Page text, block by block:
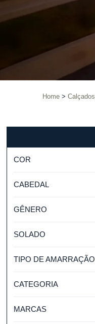
Home Calçados
COR
CABEDAL
GÊNERO
SOLADO
TIPO DE AMARRAÇÃO
CATEGORIA
MARCAS